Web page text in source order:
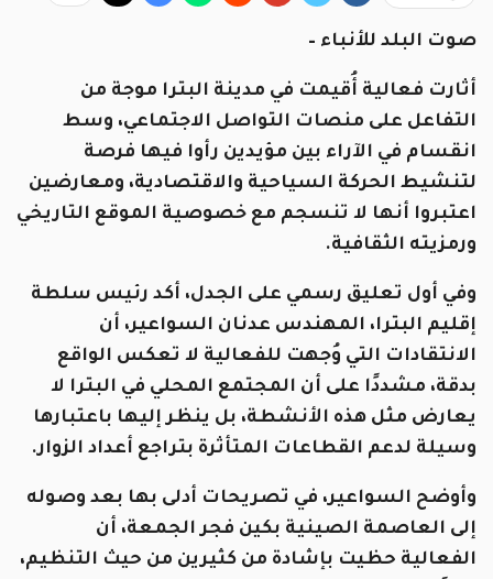
صوت البلد للأنباء –
أثارت فعالية أُقيمت في مدينة البترا موجة من
التفاعل على منصات التواصل الاجتماعي، وسط
انقسام في الآراء بين مؤيدين رأوا فيها فرصة
لتنشيط الحركة السياحية والاقتصادية، ومعارضين
اعتبروا أنها لا تنسجم مع خصوصية الموقع التاريخي
ورمزيته الثقافية.
وفي أول تعليق رسمي على الجدل، أكد رئيس سلطة
إقليم البترا، المهندس عدنان السواعير، أن
الانتقادات التي وُجهت للفعالية لا تعكس الواقع
بدقة، مشددًا على أن المجتمع المحلي في البترا لا
يعارض مثل هذه الأنشطة، بل ينظر إليها باعتبارها
وسيلة لدعم القطاعات المتأثرة بتراجع أعداد الزوار.
وأوضح السواعير، في تصريحات أدلى بها بعد وصوله
إلى العاصمة الصينية بكين فجر الجمعة، أن
الفعالية حظيت بإشادة من كثيرين من حيث التنظيم،